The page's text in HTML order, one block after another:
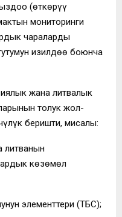
(өткөрүү
мониторинги
чараларды
изилдөө боюнча
жана литвалык
толук жол-
беришти, мисалы:
литванын
көзөмөл
элементтери (ТБС);